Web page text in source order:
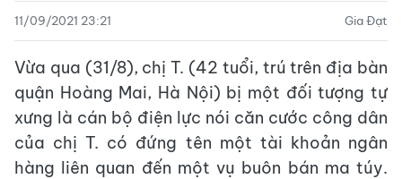
11/09/2021 23:21 Gia Đạt
Vừa qua (31/8), chị T. (42 tuổi, trú trên địa bàn
quận Hoàng Mai, Hà Nội) bị một đối tượng tự
xưng là cán bộ điện lực nói căn cước công dân
của chị T. có đứng tên một tài khoản ngân
hàng liên quan đến một vụ buôn bán ma túy.